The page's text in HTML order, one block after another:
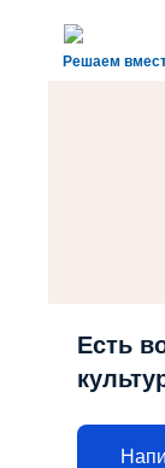
Решаем
Есть